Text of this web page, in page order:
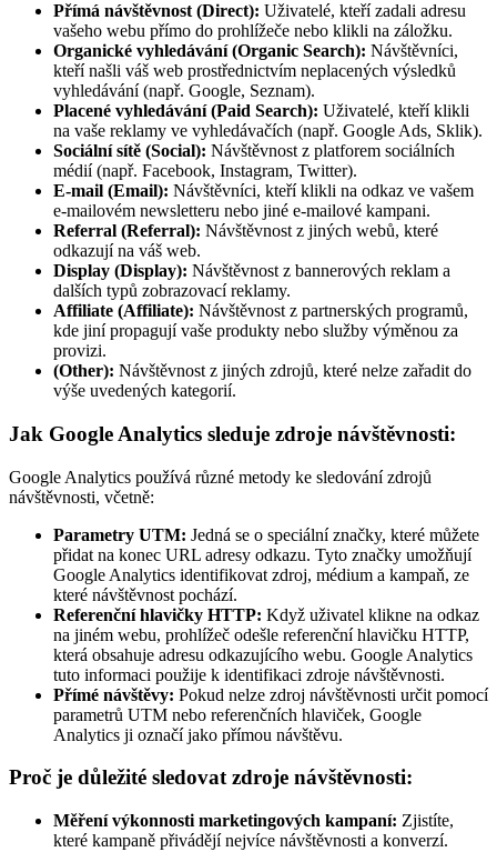
Přímá návštěvnost (Direct): Uživatelé, kteří zadali adresu
vašeho webu přímo do prohlížeče nebo klikli na záložku.
Organické vyhledávání (Organic Search): Návštěvníci,
kteří našli váš web prostřednictvím neplacených výsledků
vyhledávání (např. Google, Seznam).
Placené vyhledávání (Paid Search): Uživatelé, kteří klikli
na vaše reklamy ve vyhledávačích (např. Google Ads, Sklik).
Sociální sítě (Social): Návštěvnost z platforem sociálních
médií (např. Facebook, Instagram, Twitter).
E-mail (Email): Návštěvníci, kteří klikli na odkaz ve vašem
e-mailovém newsletteru nebo jiné e-mailové kampani.
Referral (Referral): Návštěvnost z jiných webů, které
odkazují na váš web.
Display (Display): Návštěvnost z bannerových reklam a
dalších typů zobrazovací reklamy.
Affiliate (Affiliate): Návštěvnost z partnerských programů,
kde jiní propagují vaše produkty nebo služby výměnou za
provizi.
(Other): Návštěvnost z jiných zdrojů, které nelze zařadit do
výše uvedených kategorií.
Jak Google Analytics sleduje zdroje návštěvnosti:
Google Analytics používá různé metody ke sledování zdrojů
návštěvnosti, včetně:
Parametry UTM: Jedná se o speciální značky, které můžete
přidat na konec URL adresy odkazu. Tyto značky umožňují
Google Analytics identifikovat zdroj, médium a kampaň, ze
které návštěvnost pochází.
Referenční hlavičky HTTP: Když uživatel klikne na odkaz
na jiném webu, prohlížeč odešle referenční hlavičku HTTP,
která obsahuje adresu odkazujícího webu. Google Analytics
tuto informaci použije k identifikaci zdroje návštěvnosti.
Přímé návštěvy: Pokud nelze zdroj návštěvnosti určit pomocí
parametrů UTM nebo referenčních hlaviček, Google
Analytics ji označí jako přímou návštěvu.
Proč je důležité sledovat zdroje návštěvnosti:
Měření výkonnosti marketingových kampaní: Zjistíte,
které kampaně přivádějí nejvíce návštěvnosti a konverzí.